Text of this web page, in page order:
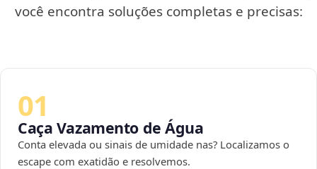
você encontra soluções completas e precisas:
01
Caça Vazamento de Água
Conta elevada ou sinais de umidade nas? Localizamos o
escape com exatidão e resolvemos.